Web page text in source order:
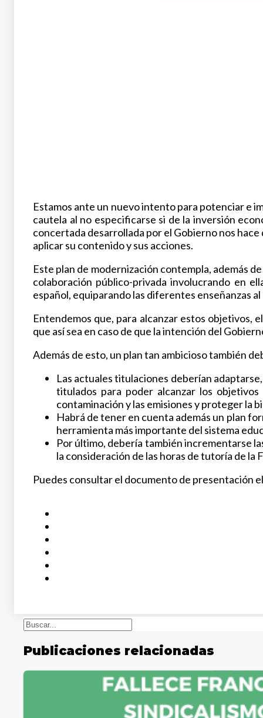
Estamos ante un nuevo intento para potenciar e
cautela al no especificarse si de la inversión
concertada desarrollada por el Gobierno nos
aplicar su contenido y sus acciones.
Este plan de modernización contempla, además
colaboración público-privada involucrando en
español, equiparando las diferentes enseñanzas
Entendemos que, para alcanzar estos
que así sea en caso de que la intención del
Además de esto, un plan tan ambicioso también
Las actuales titulaciones deberían
titulados para poder alcanzar los
contaminación y las emisiones y proteger la
Habrá de tener en cuenta además un plan
herramienta más importante del sistema
Por último, debería también incrementarse
la consideración de las horas de tutoría de la
Puedes consultar el documento de presentación
Buscar
Publicaciones relacionadas